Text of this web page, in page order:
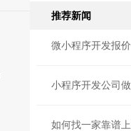
推荐新闻
微小程序开发报
小程序开发公司
如何找一家靠谱